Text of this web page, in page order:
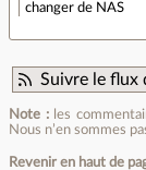
changer de NAS
Suivre le flux
Note :les
Nous n’en sommes
Revenir en haut de